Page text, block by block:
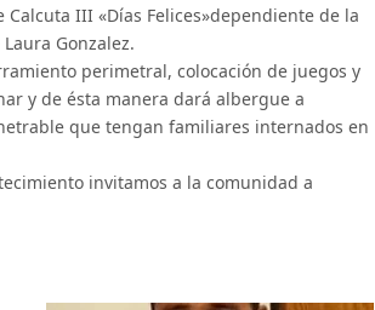
III «Días Felices»dependiente de la
Gonzalez.
perimetral, colocación de juegos y
y de ésta manera dará albergue a
que tengan familiares internados en
invitamos a la comunidad a